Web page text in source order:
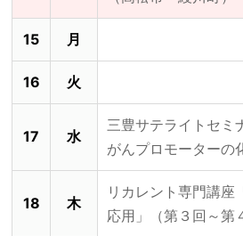
15 月
16 火
17 水
三豊サテライトセ
がんプロモーターの
18 木
リカレント専門講座
応用」（第３回～第